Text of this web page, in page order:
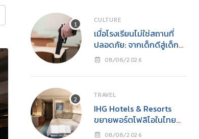
CULTURE
เมื่อโรงเรียนไม่ใช่สถานที่
ปลอดภัย: จากเด็กดีสู่เด็ก
เลว และโศกนาฏกรรมกราด
08/08/2026
TRAVEL
IHG Hotels & Resorts
ขยายพอร์ตโฟลิโอในไทย
เปิดตัว Holiday Inn
08/08/2026